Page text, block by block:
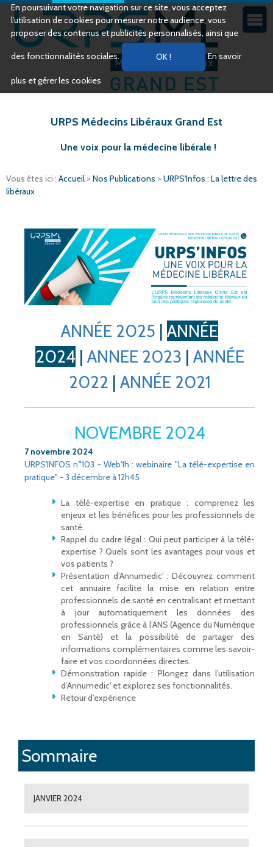
En poursuivant votre navigation sur ce site, vous acceptez
l’utilisation de cookies pour mesurer notre audience, vous
proposer des contenus et publicités personnalisés, ainsi que
des fonctionnalités sociales. En savoir
plus et gérer les cookies
URPS Médecins Libéraux Grand Est
Une voix pour la médecine libérale !
Vous êtes ici : Accueil > Nos Publications > URPS'Infos : La lettre des
libéraux
ANNÉE 2025 | ANNÉE
2024 | ANNEE 2023 | ANNÉE
2022 | ANNÉE 2021
NOVEMBRE 2024
7 novembre 2024
URPS'INFOS n°103 - Web'1h : webinaire "La télé-expertise en
pratique" - 3 décembre à 12h45
La télé-expertise en pratique : comprenez les
enjeux et les bénéfices pour les professionnels de
santé.
Rappel du cadre légal : Qui peut participer à la télé-
expertise ? Quels sont les avantages pour vous et
vos patients ?
Présentation d’Annumedic' : Découvrez comment
cet annuaire facilite la mise en relation entre
professionnels de santé en centralisant et mettant
à jour automatiquement les données des
professionnels grâce à l’ANS (Agence du Numérique
en Santé) et la possibilité de partager des
informations complémentaires comme les savoir-
faire et vos coordonnées directes.
Démonstration rapide : Plongez dans l’utilisation
d’Annumedic' et explorez ses fonctionnalités.
Retour d’expérience
Sommaire
JANVIER 2024